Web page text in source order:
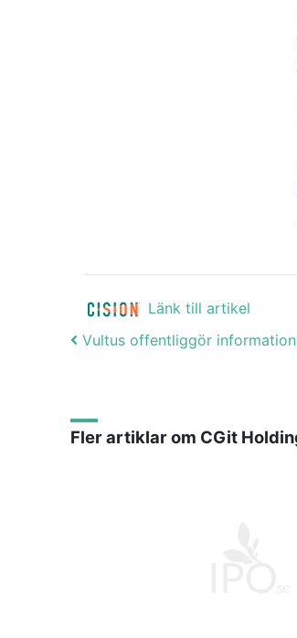
Länk till artikel
Post navigation
Vultus offentliggör
Fler artiklar om CGit